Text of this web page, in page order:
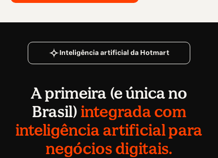
Inteligência artificial da Hotmart
A primeira (e única no
Brasil) integrada com
inteligência artificial para
negócios digitais.